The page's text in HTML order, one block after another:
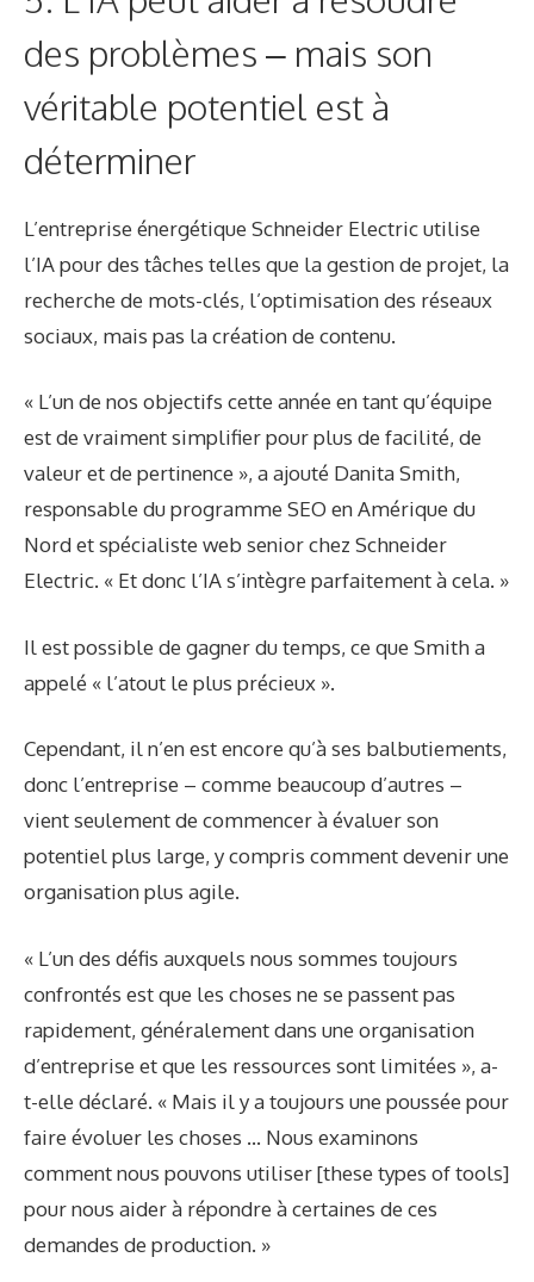
des problèmes – mais son
véritable potentiel est à
déterminer
L’entreprise énergétique Schneider Electric utilise
l’IA pour des tâches telles que la gestion de projet, la
recherche de mots-clés, l’optimisation des réseaux
sociaux, mais pas la création de contenu.
« L’un de nos objectifs cette année en tant qu’équipe
est de vraiment simplifier pour plus de facilité, de
valeur et de pertinence », a ajouté Danita Smith,
responsable du programme SEO en Amérique du
Nord et spécialiste web senior chez Schneider
Electric. « Et donc l’IA s’intègre parfaitement à cela. »
Il est possible de gagner du temps, ce que Smith a
appelé « l’atout le plus précieux ».
Cependant, il n’en est encore qu’à ses balbutiements,
donc l’entreprise – comme beaucoup d’autres –
vient seulement de commencer à évaluer son
potentiel plus large, y compris comment devenir une
organisation plus agile.
« L’un des défis auxquels nous sommes toujours
confrontés est que les choses ne se passent pas
rapidement, généralement dans une organisation
d’entreprise et que les ressources sont limitées », a-
t-elle déclaré. « Mais il y a toujours une poussée pour
faire évoluer les choses … Nous examinons
comment nous pouvons utiliser [these types of tools]
pour nous aider à répondre à certaines de ces
demandes de production. »